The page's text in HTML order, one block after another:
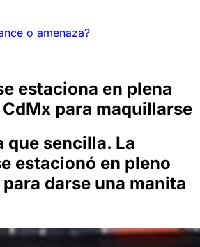
o amenaza?
estaciona en plena
para maquillarse
que sencilla. La
estacionó en pleno
darse una manita